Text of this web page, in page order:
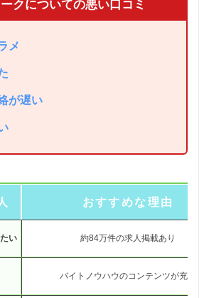
クについての悪い口コミ
メ
が遅い
おすすめな理由
い 約84万件の求人掲載あり
バイトノウハウのコンテンツが充実